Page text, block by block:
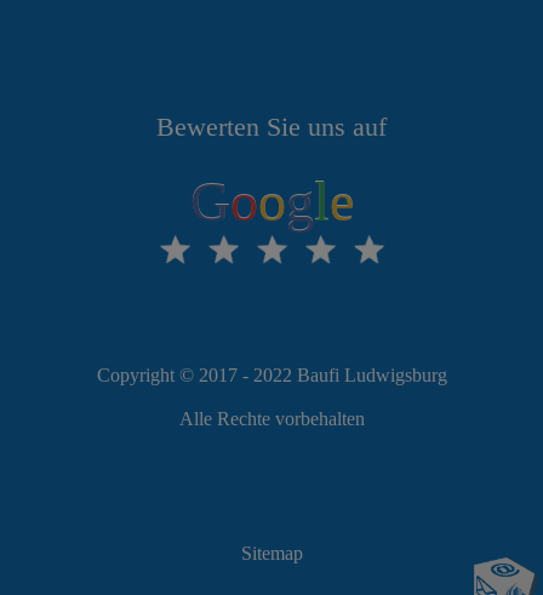
Bewerten Sie uns auf
Google
Copyright © 2017 - 2022 Baufi Ludwigsburg
Alle Rechte vorbehalten
Sitemap